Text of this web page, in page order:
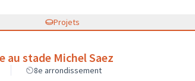
Projets
au stade Michel Saez
8e arrondissement